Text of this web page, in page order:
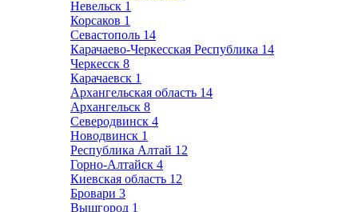
Невельск 1
Корсаков 1
Севастополь 14
Карачаево-Черкесская Республика 14
Черкесск 8
Карачаевск 1
Архангельская область 14
Архангельск 8
Северодвинск 4
Новодвинск 1
Республика Алтай 12
Горно-Алтайск 4
Киевская область 12
Бровари 3
Вышгород 1